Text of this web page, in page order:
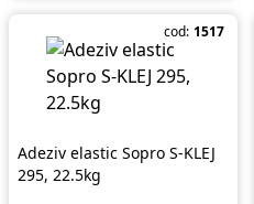
cod: 1517
Adeziv elastic Sopro S-KLEJ
295, 22.5kg